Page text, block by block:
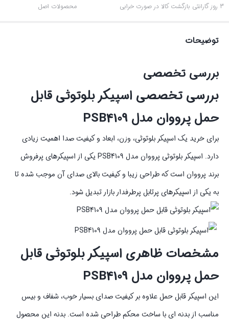
3 روز گارانتی بازگشت کالا در صورت خرابی محصولات اصل
توضیحات
بررسی تخصصی
بررسی تخصصی اسپیکر بلوتوثی قابل
حمل پرووان مدل PSB4109
برای خرید یک اسپیکر بلوتوثی، وزن، ابعاد و کیفیت صدا اهمیت زیادی
دارد. اسپیکر بلوتوثی پرووان مدل PSB4109 یکی از اسپیکرهای پرفروش
برند پرووان است که طراحی زیبا و کیفیت بالای صدای آن موجب شده تا
به یکی از اسپیکرهای پرتابل‌ پرطرفدار بازار تبدیل شود.
مشخصات ظاهری اسپیکر بلوتوثی قابل
حمل پرووان مدل PSB4109
این اسپیکر قابل حمل علاوه بر کیفیت صدای بسیار خوب، شفاف و بیس
مناسب از بدنه ای با ساخت محکم طراحی شده است. بدنه این محصول